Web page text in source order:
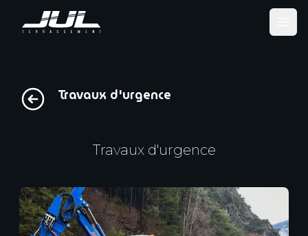
Travaux d'urgence
Travaux d'urgence